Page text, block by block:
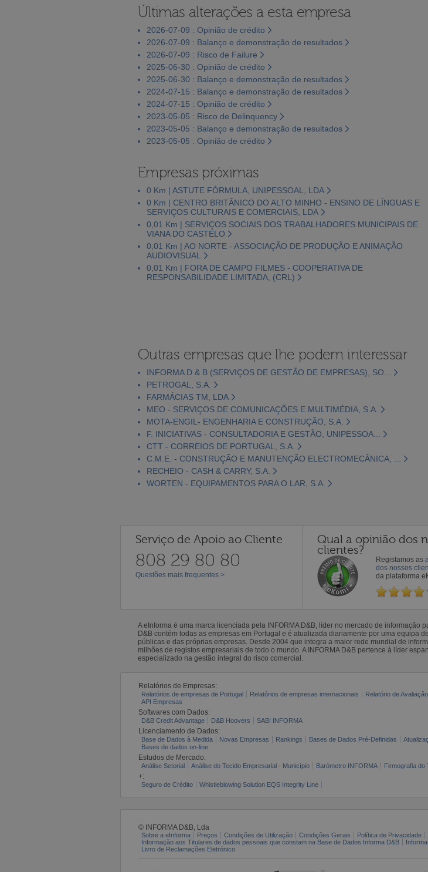
Últimas alterações a esta empresa
2026-07-09 : Opinião de crédito
2026-07-09 : Balanço e demonstração de resultados
2026-07-09 : Risco de Failure
2025-06-30 : Opinião de crédito
2025-06-30 : Balanço e demonstração de resultados
2024-07-15 : Balanço e demonstração de resultados
2024-07-15 : Opinião de crédito
2023-05-05 : Risco de Delinquency
2023-05-05 : Balanço e demonstração de resultados
2023-05-05 : Opinião de crédito
Empresas próximas
0 Km | ASTUTE FÓRMULA, UNIPESSOAL, LDA
0 Km | CENTRO BRITÂNICO DO ALTO MINHO - ENSINO DE LÍNGUAS E
SERVIÇOS CULTURAIS E COMERCIAIS, LDA
0,01 Km | SERVIÇOS SOCIAIS DOS TRABALHADORES MUNICIPAIS DE
VIANA DO CASTELO
0,01 Km | AO NORTE - ASSOCIAÇÃO DE PRODUÇÃO E ANIMAÇÃO
AUDIOVISUAL
0,01 Km | FORA DE CAMPO FILMES - COOPERATIVA DE
RESPONSABILIDADE LIMITADA, (CRL)
Outras empresas que lhe podem interessar
INFORMA D & B (SERVIÇOS DE GESTÃO DE EMPRESAS), SO...
PETROGAL, S.A.
FARMÁCIAS TM, LDA
MEO - SERVIÇOS DE COMUNICAÇÕES E MULTIMÉDIA, S.A.
MOTA-ENGIL- ENGENHARIA E CONSTRUÇÃO, S.A.
F. INICIATIVAS - CONSULTADORIA E GESTÃO, UNIPESSOA...
CTT - CORREIOS DE PORTUGAL, S.A.
C.M.E. - CONSTRUÇÃO E MANUTENÇÃO ELECTROMECÂNICA, ...
RECHEIO - CASH & CARRY, S.A.
WORTEN - EQUIPAMENTOS PARA O LAR, S.A.
Serviço de Apoio ao Cliente
808 29 80 80
Questões mais frequentes >
Qual a opinião dos
clientes?
Registamos as
dos nossos
da plataforma
A eInforma é uma marca licenciada pela INFORMA D&B, líder no mercado de informação
D&B contém todas as empresas em Portugal e é atualizada diariamente por uma equipa
públicas e das próprias empresas. Desde 2004 que integra a maior rede mundial de
milhões de registos empresariais de todo o mundo. A INFORMA D&B pertence à líder
especializado na gestão integral do risco comercial.
Relatórios de Empresas:
Relatórios de empresas de Portugal Relatórios de empresas internacionais Relatório de
API Empresas
Softwares com Dados:
D&B Credit Advantage D&B Hoovers SABI INFORMA
Licenciamento de Dados:
Base de Dados à Medida Novas Empresas Rankings Bases de Dados Pré-Definidas
Bases de dados on-line
Estudos de Mercado:
Análise Setorial Análise do Tecido Empresarial - Município Barómetro INFORMA Firmografia do
+:
Seguro de Crédito Whistleblowing Solution EQS Integrity Line
© INFORMA D&B, Lda
Sobre a eInforma Preços Condições de Utilização Condições Gerais Política de Privacidade
Informação aos Titulares de dados pessoais que constam na Base de Dados Informa D&B
Livro de Reclamações Eletrónico